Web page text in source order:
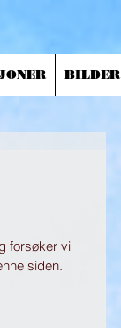
BILDER
forsøker vi
siden.